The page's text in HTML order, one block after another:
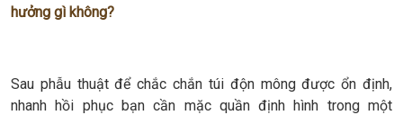
hưởng gì không?
Sau phẫu thuật để chắc chắn túi độn mông được ổn định,
nhanh hồi phục bạn cần mặc quần định hình trong một